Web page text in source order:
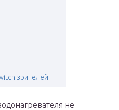
зрителей
не